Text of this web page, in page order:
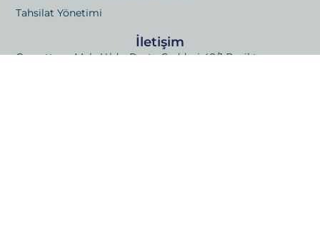
Tahsilat Yönetimi
İletişim
Gayrettepe Mah. Yıldız Posta Caddesi 48/1 Beşiktaş,